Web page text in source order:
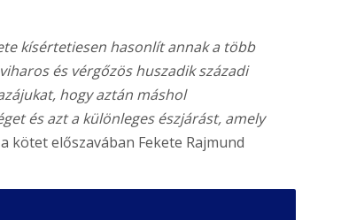
kísértetiesen hasonlít annak a több
és vérgőzös huszadik századi
hogy aztán máshol
és azt a különleges észjárást, amely
kötet előszavában Fekete Rajmund